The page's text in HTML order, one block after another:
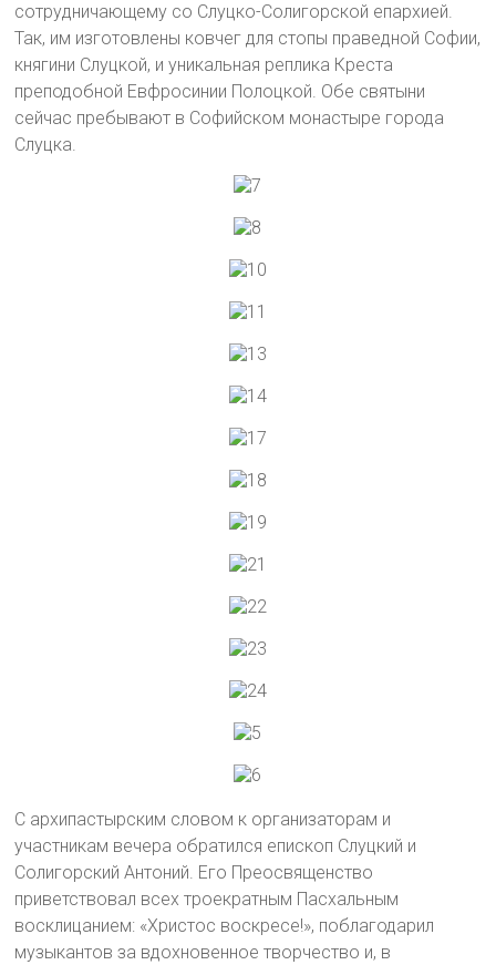
сотрудничающему со Слуцко-Солигорской епархией.
Так, им изготовлены ковчег для стопы праведной Софии,
княгини Слуцкой, и уникальная реплика Креста
преподобной Евфросинии Полоцкой. Обе святыни
сейчас пребывают в Софийском монастыре города
Слуцка.
С архипастырским словом к организаторам и
участникам вечера обратился епископ Слуцкий и
Солигорский Антоний. Его Преосвященство
приветствовал всех троекратным Пасхальным
восклицанием: «Христос воскресе!», поблагодарил
музыкантов за вдохновенное творчество и, в